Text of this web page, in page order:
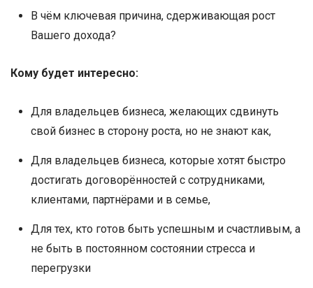
В чём ключевая причина, сдерживающая рост
Вашего дохода?
Кому будет интересно:
Для владельцев бизнеса, желающих сдвинуть
свой бизнес в сторону роста, но не знают как,
Для владельцев бизнеса, которые хотят быстро
достигать договорённостей с сотрудниками,
клиентами, партнёрами и в семье,
Для тех, кто готов быть успешным и счастливым, а
не быть в постоянном состоянии стресса и
перегрузки